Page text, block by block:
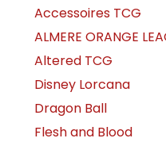
Accessoires TCG
ALMERE ORANGE
Altered TCG
Disney Lorcana
Dragon Ball
Flesh and Blood